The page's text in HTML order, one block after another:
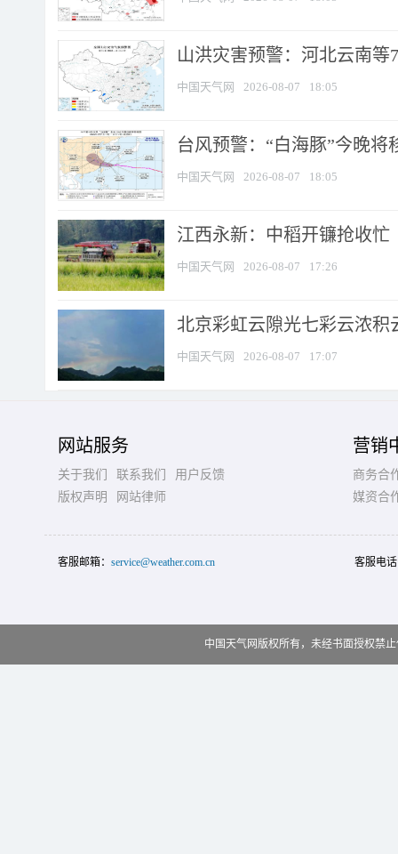
山洪灾害预警：河北云南
中国天气网 2026-08-07 18:05
台风预警：“白海豚”今晚将
中国天气网 2026-08-07 18:05
江西永新：中稻开镰抢收忙
中国天气网 2026-08-07 17:26
北京彩虹云隙光七彩云浓积
中国天气网 2026-08-07 17:07
网站服务
关于我们 联系我们
用户反馈
版权声明
网站律师
营销
商务合
媒资合
客服邮箱： service@weather.com.cn 客服电
中国天气网版权所有，未经书面授权